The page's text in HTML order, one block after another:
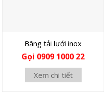
Băng tải lưới inox
Gọi 0909 1000 22
Xem chi tiết